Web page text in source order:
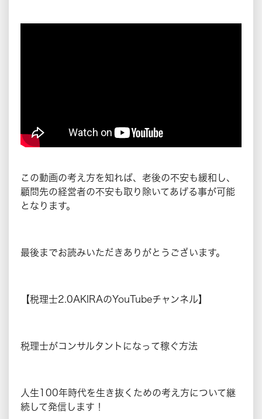
この動画の考え方を知れば、老後の不安も緩和し、
顧問先の経営者の不安も取り除いてあげる事が可能
となります。
最後までお読みいただきありがとうございます。
【税理士2.0AKIRAのYouTubeチャンネル】
税理士がコンサルタントになって稼ぐ方法
人生100年時代を生き抜くための考え方について継
続して発信します！